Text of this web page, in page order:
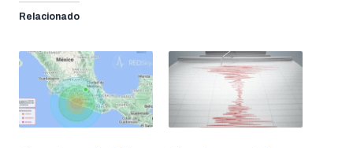
Relacionado